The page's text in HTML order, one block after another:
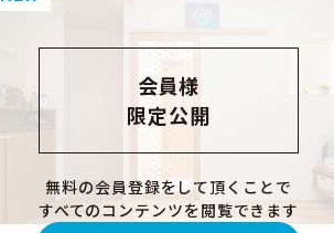
会員様
限定公開
無料の会員登録をして頂くことで
すべてのコンテンツを閲覧できます